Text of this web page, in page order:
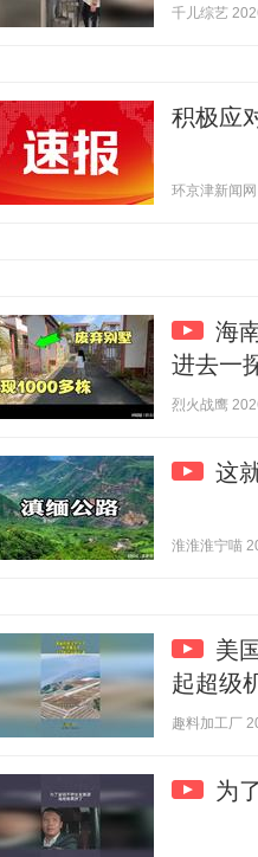
千儿综艺
积极应
环京津新闻
海
进去一
烈火战鹰
这
淮淮淮宁喵
美
起超级
趣料加工厂
为